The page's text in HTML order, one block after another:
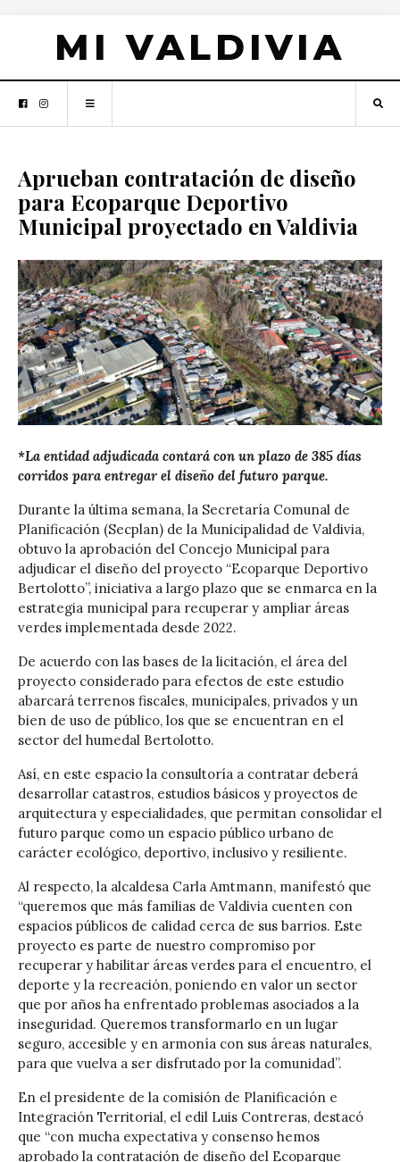
MI VALDIVIA
Aprueban contratación de diseño
para Ecoparque Deportivo
Municipal proyectado en Valdivia
*La entidad adjudicada contará con un plazo de 385 días
corridos para entregar el diseño del futuro parque.
Durante la última semana, la Secretaría Comunal de
Planificación (Secplan) de la Municipalidad de Valdivia,
obtuvo la aprobación del Concejo Municipal para
adjudicar el diseño del proyecto “Ecoparque Deportivo
Bertolotto”, iniciativa a largo plazo que se enmarca en la
estrategia municipal para recuperar y ampliar áreas
verdes implementada desde 2022.
De acuerdo con las bases de la licitación, el área del
proyecto considerado para efectos de este estudio
abarcará terrenos fiscales, municipales, privados y un
bien de uso de público, los que se encuentran en el
sector del humedal Bertolotto.
Así, en este espacio la consultoría a contratar deberá
desarrollar catastros, estudios básicos y proyectos de
arquitectura y especialidades, que permitan consolidar el
futuro parque como un espacio público urbano de
carácter ecológico, deportivo, inclusivo y resiliente.
Al respecto, la alcaldesa Carla Amtmann, manifestó que
“queremos que más familias de Valdivia cuenten con
espacios públicos de calidad cerca de sus barrios. Este
proyecto es parte de nuestro compromiso por
recuperar y habilitar áreas verdes para el encuentro, el
deporte y la recreación, poniendo en valor un sector
que por años ha enfrentado problemas asociados a la
inseguridad. Queremos transformarlo en un lugar
seguro, accesible y en armonía con sus áreas naturales,
para que vuelva a ser disfrutado por la comunidad”.
En el presidente de la comisión de Planificación e
Integración Territorial, el edil Luis Contreras, destacó
que “con mucha expectativa y consenso hemos
aprobado la contratación de diseño del Ecoparque